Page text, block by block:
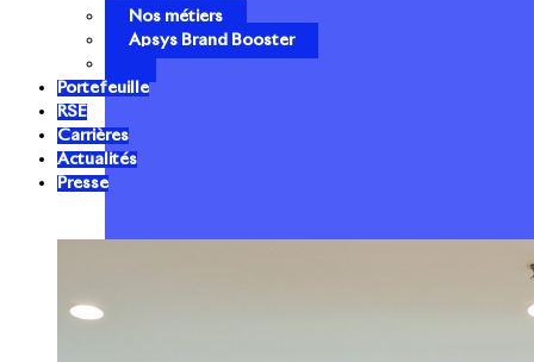
Nos métiers
Apsys Brand Booster
Portefeuille
RSE
Carrières
Actualités
Presse